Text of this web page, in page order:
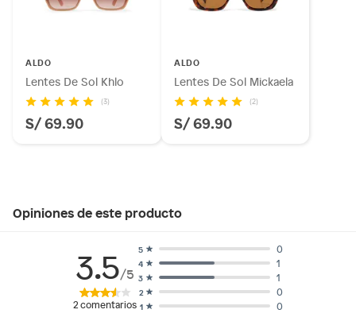
ALDO
Lentes De Sol Khlo
(3)
S/ 69.90
ALDO
Lentes De Sol Mickaela
(2)
S/ 69.90
Opiniones de este producto
3.5/5
2comentarios 1 0
2 0
3 1
4 1
5 0